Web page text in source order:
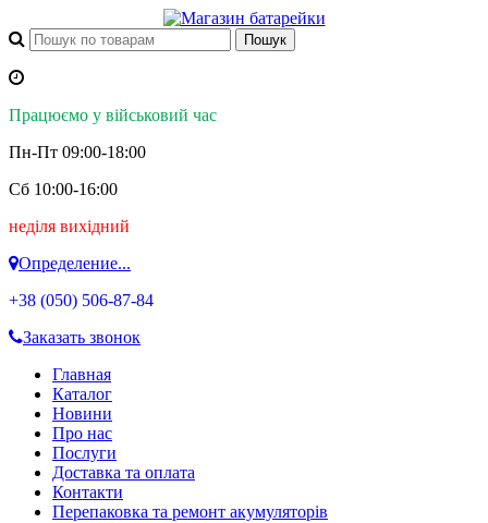
Працюємо у військовий час
Пн-Пт 09:00-18:00
Сб 10:00-16:00
неділя вихідний
Определение...
+38 (050) 506-87-84
Заказать звонок
Главная
Каталог
Новини
Про нас
Послуги
Доставка та оплата
Контакти
Перепаковка та ремонт акумуляторів